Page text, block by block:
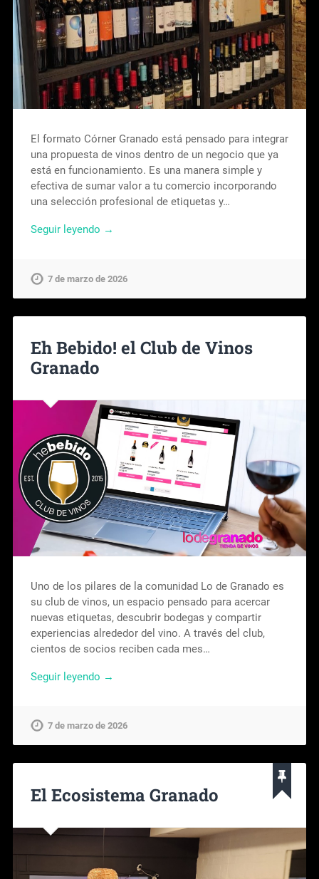
El formato Córner Granado está pensado para integrar
una propuesta de vinos dentro de un negocio que ya
está en funcionamiento. Es una manera simple y
efectiva de sumar valor a tu comercio incorporando
una selección profesional de etiquetas y…
Seguir leyendo →
7 de marzo de 2026
Eh Bebido! el Club de Vinos
Granado
Uno de los pilares de la comunidad Lo de Granado es
su club de vinos, un espacio pensado para acercar
nuevas etiquetas, descubrir bodegas y compartir
experiencias alrededor del vino. A través del club,
cientos de socios reciben cada mes…
Seguir leyendo →
7 de marzo de 2026
El Ecosistema Granado